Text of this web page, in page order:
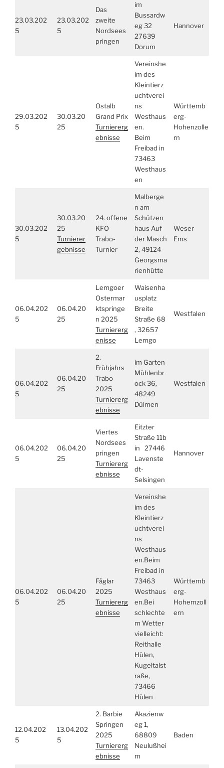
23.03.202
5
23.03.202
5
Das
zweite
Nordsees
pringen
im
Bussardw
eg 32
27639
Dorum
Hannover
29.03.202
5
30.03.20
25
Ostalb
Grand Prix
Turniererg
ebnisse
Vereinshe
im des
Kleintierz
uchtverei
ns
Westhaus
en.
Beim
Freibad in
73463
Westhaus
en
Württemb
erg-
Hohenzolle
rn
30.03.202
5
30.03.20
25
Turnierer
gebnisse
24. offene
KFO
Trabo-
Turnier
Malberge
n am
Schützen
haus Auf
der Masch
2, 49124
Georgsma
rienhütte
Weser-
Ems
06.04.202
5
06.04.20
25
Lemgoer
Ostermar
ktspringe
n 2025
Turniererg
enisse
Waisenha
usplatz
Breite
Straße 68
, 32657
Lemgo
Westfalen
06.04.202
5
06.04.20
25
2.
Frühjahrs
Trabo
2025
Turniererg
ebnisse
im Garten
Mühlenbr
ock 36,
48249
Dülmen
Westfalen
06.04.202
5
06.04.20
25
Viertes
Nordsees
pringen
Turniererg
ebnisse
Eitzter
Straße 11b
in 27446
Lavenste
dt-
Selsingen
Hannover
06.04.202
5
06.04.20
25
Fåglar
2025
Turniererg
ebnisse
Vereinshe
im des
Kleintierz
uchtverei
ns
Westhaus
en.Beim
Freibad in
73463
Westhaus
en.Bei
schlechte
m Wetter
vielleicht:
Reithalle
Hülen,
Kugeltalst
raße,
73466
Hülen
Württemb
erg-
Hohemzoll
ern
12.04.202
5
13.04.202
5
2. Barbie
Springen
2025
Turniererg
ebnisse
Akazienw
eg 1,
68809
Neulußhei
m
Baden